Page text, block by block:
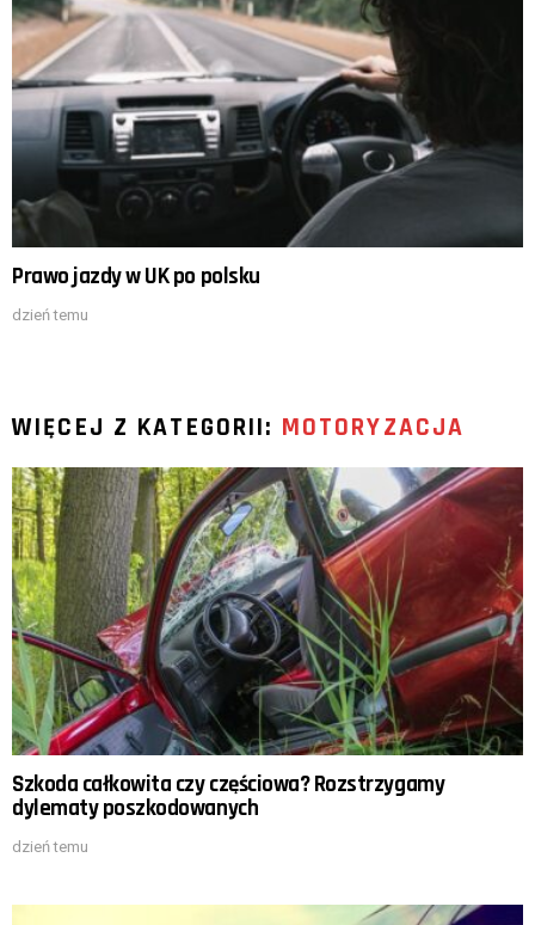
Prawo jazdy w UK po polsku
dzień temu
WIĘCEJ Z KATEGORII: MOTORYZACJA
Szkoda całkowita czy częściowa? Rozstrzygamy
dylematy poszkodowanych
dzień temu